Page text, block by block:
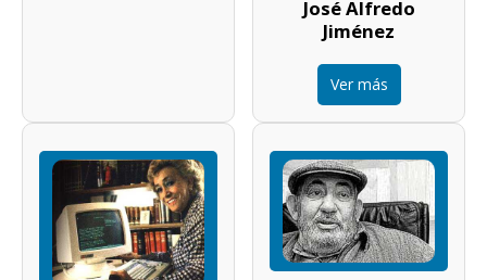
José Alfredo
Jiménez
Ver más